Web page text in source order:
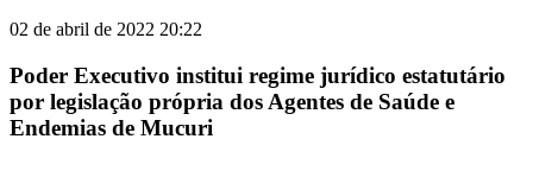
02 de abril de 2022 20:22
Poder Executivo institui regime jurídico estatutário
por legislação própria dos Agentes de Saúde e
Endemias de Mucuri